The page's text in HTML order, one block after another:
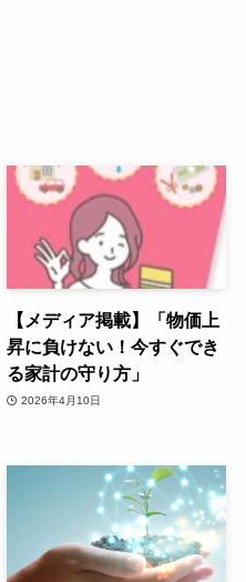
【メディア掲載】「物価上
昇に負けない！今すぐでき
る家計の守り方」
2026年4月10日